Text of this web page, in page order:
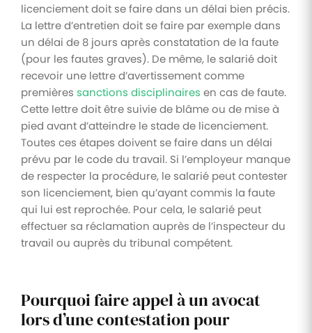
licenciement doit se faire dans un délai bien précis.
La lettre d’entretien doit se faire par exemple dans
un délai de 8 jours après constatation de la faute
(pour les fautes graves). De même, le salarié doit
recevoir une lettre d’avertissement comme
premières sanctions disciplinaires en cas de faute.
Cette lettre doit être suivie de blâme ou de mise à
pied avant d’atteindre le stade de licenciement.
Toutes ces étapes doivent se faire dans un délai
prévu par le code du travail. Si l’employeur manque
de respecter la procédure, le salarié peut contester
son licenciement, bien qu’ayant commis la faute
qui lui est reprochée. Pour cela, le salarié peut
effectuer sa réclamation auprès de l’inspecteur du
travail ou auprès du tribunal compétent.
Pourquoi faire appel à un avocat
lors d’une contestation pour